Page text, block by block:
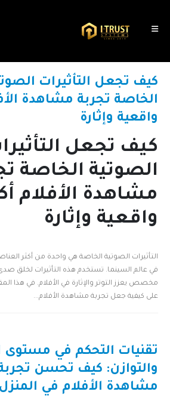
كيف تجعل التأثيرات
الخاصة تجربة مشاهدة
واقعية وإثارة
كيف تجعل
الصوتية الخاصة
مشاهدة الأفلام
واقعية وإثارة
التأثيرات الصوتية الخاصة هي واحدة من أكثر
في عالم السينما. تستخدم هذه التأثيرات لخلق
مخصص يعزز التوتر والإثارة في الأفلام. في هذا
على كيفية جعل تجربة مشاهدة الأفلام...
تقنيات التحكم في
والتوازن: كيف تحسن
مشاهدة الأفلام في المنزل